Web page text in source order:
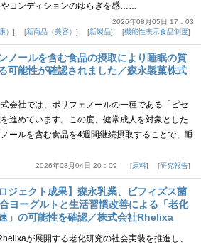
コンディションのゆらぎを感……
2026年08月05日 17：03
）
新商品（美容） 新製品 機能性表示食品制度
ノールを含む食品の摂取により睡眠の質
可能性が確認されました／森永製菓株式
会社では、ポリフェノールの一種である「ピセ
進めています。この度、健常成人を対象とした
ールを含む食品を4週間継続摂取することで、睡
2026年08月04日 20：09 原料 研究報告
ロジェクト成果】森永乳業、ビフィズス菌
ヨーグルトと生活習慣改善による「老化
」の可能性を確認／株式会社Rhelixa
が展開する老化研究の社会実装を推進し、